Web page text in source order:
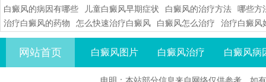
白癜风的病因有哪些
儿童白癜风早期症状 白癜风的治疗方法
哪些方
治疗白癜风的药物
怎么快速治疗白癜风 白癜风怎么治疗 治疗白癜风
网站首页 白癜风图片 白癜风治疗 白癜风病